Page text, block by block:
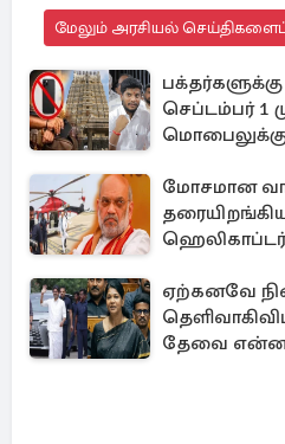
மேலும் அரசியல்
பக்தர்களுக்கு
செப்டம்பர் 1
மோசமான
ஹெலிகாப்டர்
ஏற்கனவே
தேவை